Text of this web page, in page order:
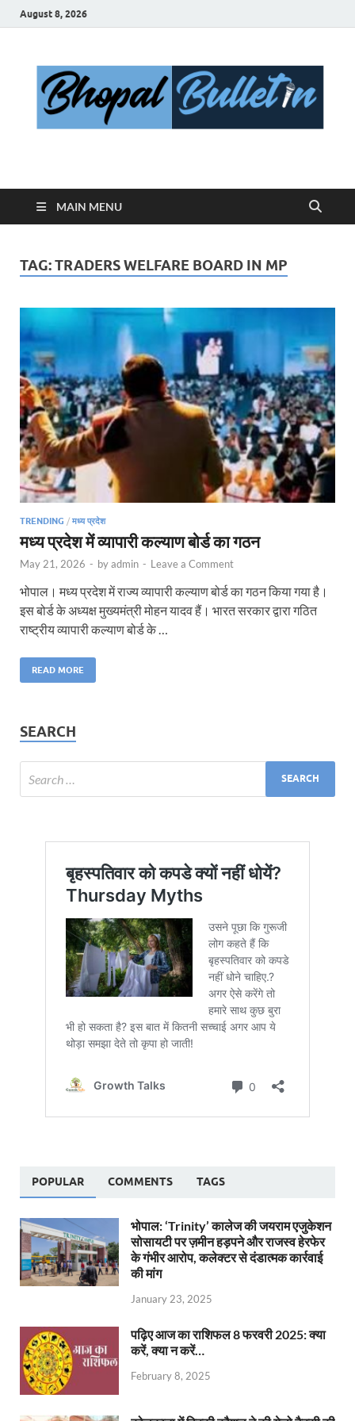
August 8, 2026
Bhopal Bulletin
MAIN MENU
TAG:TRADERS WELFARE BOARD IN MP
TRENDING / मध्य प्रदेश
मध्य प्रदेश में व्यापारी कल्याण बोर्ड का गठन
May 21, 2026 - byadmin - Leave a Comment
भोपाल। मध्य प्रदेश में राज्य व्यापारी कल्याण बोर्ड का गठन किया गया है।
इस बोर्ड के अध्यक्ष मुख्यमंत्री मोहन यादव हैं। भारत सरकार द्वारा गठित
राष्ट्रीय व्यापारी कल्याण बोर्ड के …
READ MORE
SEARCH
POPULAR COMMENTS TAGS
भोपाल: ‘Trinity’ कालेज की जयराम एजुकेशन
सोसायटी पर ज़मीन हड़पने और राजस्व हेरफेर
के गंभीर आरोप, कलेक्टर से दंडात्मक कार्रवाई
की मांग
January 23, 2025
पढ़िए आज का राशिफल 8 फरवरी 2025: क्या
करें, क्या न करें…
February 8, 2025